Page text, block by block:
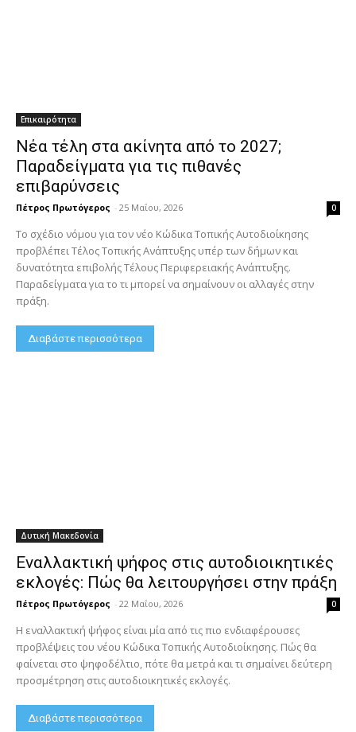
Επικαιρότητα
Νέα τέλη στα ακίνητα από το 2027;
Παραδείγματα για τις πιθανές
επιβαρύνσεις
Πέτρος Πρωτόγερος - 25 Μαΐου, 2026 0
Το σχέδιο νόμου για τον νέο Κώδικα Τοπικής Αυτοδιοίκησης
προβλέπει Τέλος Τοπικής Ανάπτυξης υπέρ των δήμων και
δυνατότητα επιβολής Τέλους Περιφερειακής Ανάπτυξης.
Παραδείγματα για το τι μπορεί να σημαίνουν οι αλλαγές στην
πράξη.
Διαβάστε περισσότερα
Δυτική Μακεδονία
Εναλλακτική ψήφος στις αυτοδιοικητικές
εκλογές: Πώς θα λειτουργήσει στην πράξη
Πέτρος Πρωτόγερος - 22 Μαΐου, 2026 0
Η εναλλακτική ψήφος είναι μία από τις πιο ενδιαφέρουσες
προβλέψεις του νέου Κώδικα Τοπικής Αυτοδιοίκησης. Πώς θα
φαίνεται στο ψηφοδέλτιο, πότε θα μετρά και τι σημαίνει δεύτερη
προσμέτρηση στις αυτοδιοικητικές εκλογές.
Διαβάστε περισσότερα